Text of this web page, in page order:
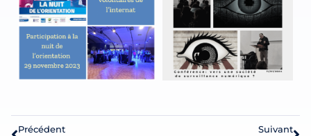
Précédent Suivant